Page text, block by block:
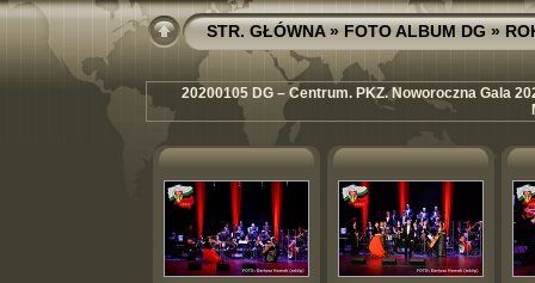
STR. GŁÓWNA»FOTO ALBUM DG»
20200105 DG – Centrum. PKZ. Noworoczna Gala